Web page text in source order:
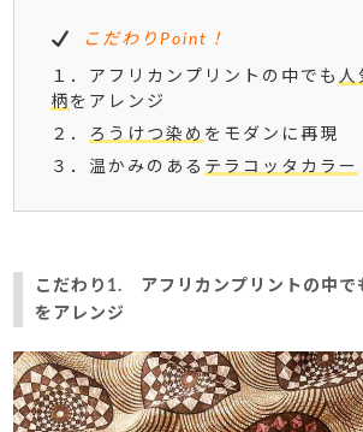
こだわりPoint！
１．アフリカンプリントの中でも人
柄 をアレンジ
２．
ろうけつ染め をモダンに再現
３．温かみのある テラコッタカラー
こだわり1. アフリカンプリントの中で
をアレンジ